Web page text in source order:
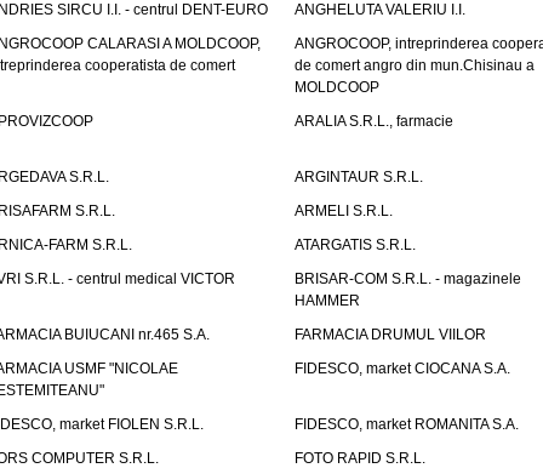
SIRCU I.I. - centrul DENT-EURO
ANGHELUTA VALERIU I.I.
CALARASI A MOLDCOOP,
cooperatista de comert
ANGROCOOP, intreprinderea
de comert angro din mun.Chisinau a
MOLDCOOP
ARALIA S.R.L., farmacie
S.R.L.
ARGINTAUR S.R.L.
S.R.L.
ARMELI S.R.L.
FARM S.R.L.
ATARGATIS S.R.L.
S.R.L. - centrul medical VICTOR
BRISAR-COM S.R.L. - magazinele
HAMMER
BUIUCANI nr.465 S.A.
FARMACIA DRUMUL VIILOR
USMF "NICOLAE
FIDESCO, market CIOCANA S.A.
market FIOLEN S.R.L.
FIDESCO, market ROMANITA S.A.
COMPUTER S.R.L.
FOTO RAPID S.R.L.